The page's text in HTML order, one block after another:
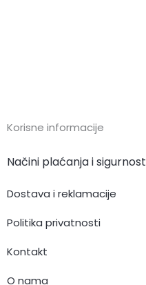
Korisne informacije
Načini plaćanja i sigurnost
Dostava i reklamacije
Politika privatnosti
Kontakt
O nama